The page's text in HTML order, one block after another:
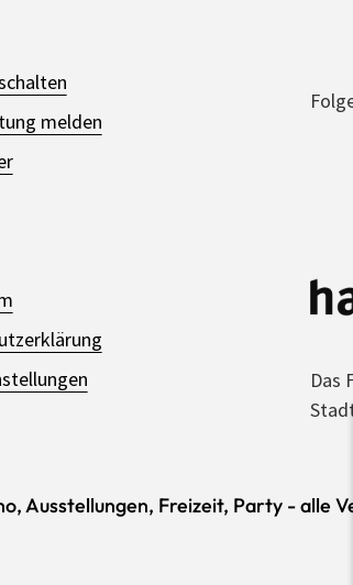
melden
Das
Ausstellungen, Freizeit, Party - alle